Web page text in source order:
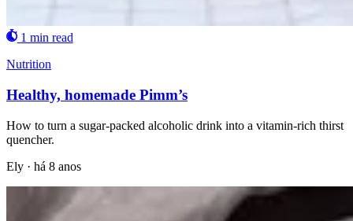
1 min read
Nutrition
Healthy, homemade Pimm’s
How to turn a sugar-packed alcoholic drink into a vitamin-rich thirst
quencher.
Ely · há 8 anos